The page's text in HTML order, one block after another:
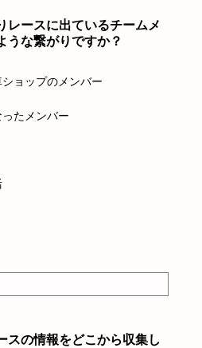
レースに出ているチームメ
うな繋がりですか？
ョップのメンバー
たメンバー
スの情報をどこから収集し